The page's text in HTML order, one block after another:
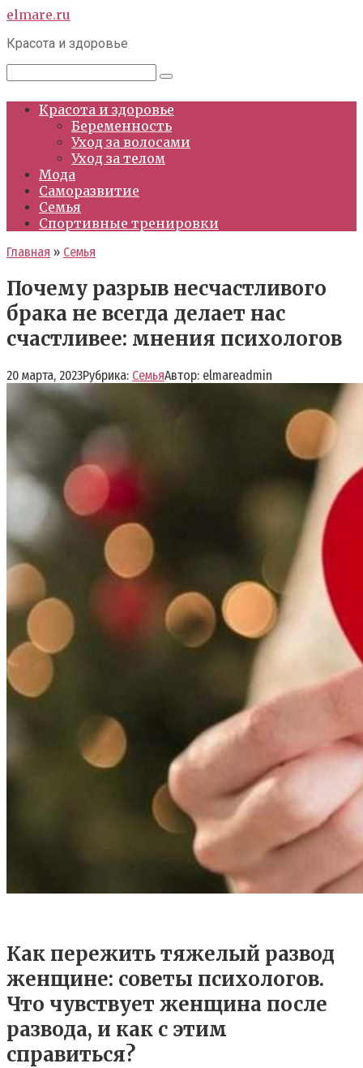
Перейти
контенту
elmare.ru
Красота и здоровье
Красота и здоровье
Беременность
Уход за волосами
Уход за телом
Мода
Саморазвитие
Семья
Спортивные тренировки
Главная » Семья
Почему разрыв несчастливого
брака не всегда делает нас
счастливее: мнения психологов
20 марта, 2023Рубрика: СемьяАвтор: elmareadmin
Как пережить тяжелый развод
женщине: советы психологов.
Что чувствует женщина после
развода, и как с этим
справиться?